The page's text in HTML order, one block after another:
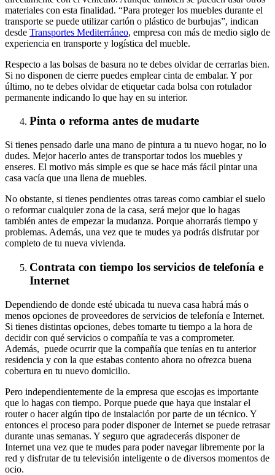
materiales con esta finalidad. “Para proteger los muebles durante el
transporte se puede utilizar cartón o plástico de burbujas”, indican
desde Transportes Mediterráneo, empresa con más de medio siglo de
experiencia en transporte y logística del mueble.
Respecto a las bolsas de basura no te debes olvidar de cerrarlas bien.
Si no disponen de cierre puedes emplear cinta de embalar. Y por
último, no te debes olvidar de etiquetar cada bolsa con rotulador
permanente indicando lo que hay en su interior.
Pinta o reforma antes de mudarte
Si tienes pensado darle una mano de pintura a tu nuevo hogar, no lo
dudes. Mejor hacerlo antes de transportar todos los muebles y
enseres. El motivo más simple es que se hace más fácil pintar una
casa vacía que una llena de muebles.
No obstante, si tienes pendientes otras tareas como cambiar el suelo
o reformar cualquier zona de la casa, será mejor que lo hagas
también antes de empezar la mudanza. Porque ahorrarás tiempo y
problemas. Además, una vez que te mudes ya podrás disfrutar por
completo de tu nueva vivienda.
Contrata con tiempo los servicios de telefonía e
Internet
Dependiendo de donde esté ubicada tu nueva casa habrá más o
menos opciones de proveedores de servicios de telefonía e Internet.
Si tienes distintas opciones, debes tomarte tu tiempo a la hora de
decidir con qué servicios o compañía te vas a comprometer.
Además, puede ocurrir que la compañía que tenías en tu anterior
residencia y con la que estabas contento ahora no ofrezca buena
cobertura en tu nuevo domicilio.
Pero independientemente de la empresa que escojas es importante
que lo hagas con tiempo. Porque puede que haya que instalar el
router o hacer algún tipo de instalación por parte de un técnico. Y
entonces el proceso para poder disponer de Internet se puede retrasar
durante unas semanas. Y seguro que agradecerás disponer de
Internet una vez que te mudes para poder navegar libremente por la
red y disfrutar de tu televisión inteligente o de diversos momentos de
ocio.